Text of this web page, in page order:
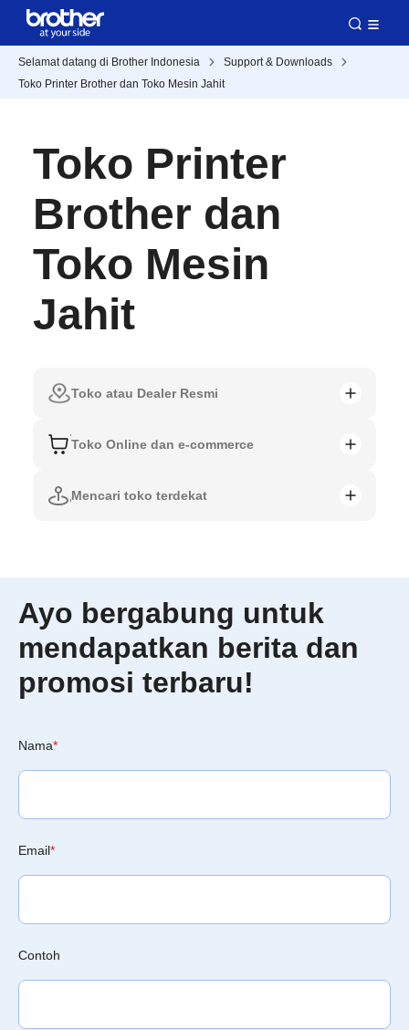
Selamat datang di Brother Indonesia
Support & Downloads
Toko Printer Brother dan Toko Mesin Jahit
Toko Printer
Brother dan
Toko Mesin
Jahit
Toko atau Dealer Resmi
Toko Online dan e-commerce
Mencari toko terdekat
Ayo bergabung untuk
mendapatkan berita dan
promosi terbaru!
Nama*
Email*
Contoh